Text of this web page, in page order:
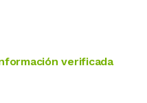
verificada